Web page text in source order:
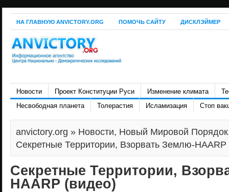
НА ГЛАВНУЮ ANVICTORY.ORG ПОМОЧЬ САЙТУ ДИСКЛЭЙМЕР
Новости Проект Конституции Руси Изменение климата
Несвободная планета
Толерастия Исламизация Стоп
anvictory.org » Новости, Новый Мировой Порядок
Секретные Территории, Взорвать Землю-
Секретные Территории,
HAARP (видео)